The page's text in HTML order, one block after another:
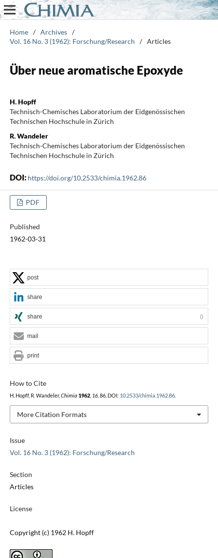
Home / Archives /
Vol. 16 No. 3 (1962): Forschung/Research
/ Articles
Über neue aromatische Epoxyde
H. Hopff
Technisch-Chemisches Laboratorium der Eidgenössischen
Technischen Hochschule in Zürich
R. Wandeler
Technisch-Chemisches Laboratorium der Eidgenössischen
Technischen Hochschule in Zürich
DOI: https://doi.org/10.2533/chimia.1962.86
PDF
Published
1962-03-31
Issue
Vol. 16 No. 3 (1962): Forschung/Research
Section
Articles
License
Copyright (c) 1962 H. Hopff
How to Cite
H. Hopff, R. Wandeler, Chimia 1962, 16, 86, DOI: 10.2533/chimia.1962.86.
More Citation Formats
post
share
share 0
mail
print